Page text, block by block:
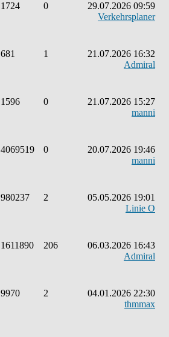
1724 0
29.07.2026 09:59
Verkehrsplaner
681 1
21.07.2026 16:32
Admiral
1596 0
21.07.2026 15:27
manni
4069519 0
20.07.2026 19:46
manni
980237 2
05.05.2026 19:01
Linie O
1611890 206
06.03.2026 16:43
Admiral
9970 2
04.01.2026 22:30
thmmax